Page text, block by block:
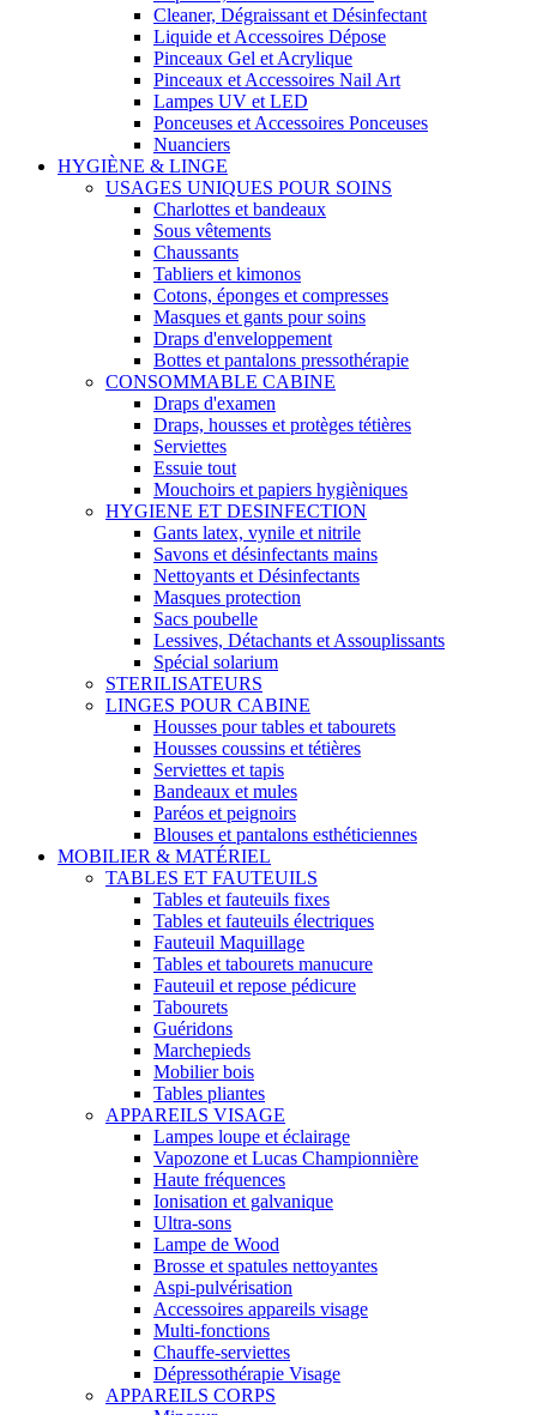
Cleaner, Dégraissant et Désinfectant
Liquide et Accessoires Dépose
Pinceaux Gel et Acrylique
Pinceaux et Accessoires Nail Art
Lampes UV et LED
Ponceuses et Accessoires Ponceuses
Nuanciers
HYGIÈNE & LINGE
USAGES UNIQUES POUR SOINS
Charlottes et bandeaux
Sous vêtements
Chaussants
Tabliers et kimonos
Cotons, éponges et compresses
Masques et gants pour soins
Draps d'enveloppement
Bottes et pantalons pressothérapie
CONSOMMABLE CABINE
Draps d'examen
Draps, housses et protèges tétières
Serviettes
Essuie tout
Mouchoirs et papiers hygièniques
HYGIENE ET DESINFECTION
Gants latex, vynile et nitrile
Savons et désinfectants mains
Nettoyants et Désinfectants
Masques protection
Sacs poubelle
Lessives, Détachants et Assouplissants
Spécial solarium
STERILISATEURS
LINGES POUR CABINE
Housses pour tables et tabourets
Housses coussins et tétières
Serviettes et tapis
Bandeaux et mules
Paréos et peignoirs
Blouses et pantalons esthéticiennes
MOBILIER & MATÉRIEL
TABLES ET FAUTEUILS
Tables et fauteuils fixes
Tables et fauteuils électriques
Fauteuil Maquillage
Tables et tabourets manucure
Fauteuil et repose pédicure
Tabourets
Guéridons
Marchepieds
Mobilier bois
Tables pliantes
APPAREILS VISAGE
Lampes loupe et éclairage
Vapozone et Lucas Championnière
Haute fréquences
Ionisation et galvanique
Ultra-sons
Lampe de Wood
Brosse et spatules nettoyantes
Aspi-pulvérisation
Accessoires appareils visage
Multi-fonctions
Chauffe-serviettes
Dépressothérapie Visage
APPAREILS CORPS